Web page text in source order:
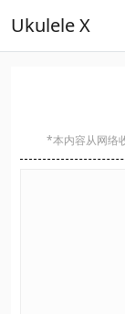
Ukulele X
*本内容从网络